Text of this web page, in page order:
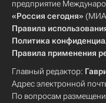
предприятие
«Россия сегодня» (МИА
Правила
Политика
Правила применения
Главный редактор:
Адрес электронной
По вопросам